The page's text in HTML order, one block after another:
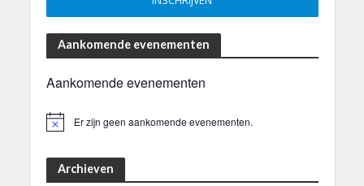
Aankomende evenementen
Aankomende evenementen
Er zijn geen aankomende evenementen.
Archieven